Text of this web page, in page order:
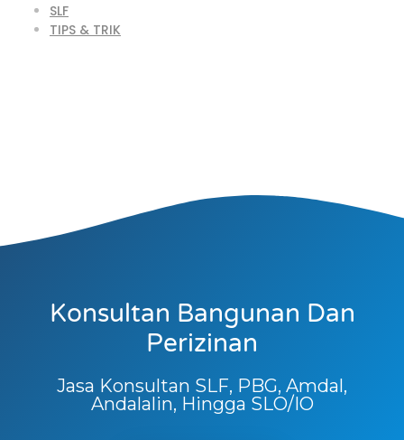
SLF
TIPS & TRIK
Konsultan Bangunan Dan
Perizinan
Jasa Konsultan SLF, PBG, Amdal,
Andalalin, Hingga SLO/IO